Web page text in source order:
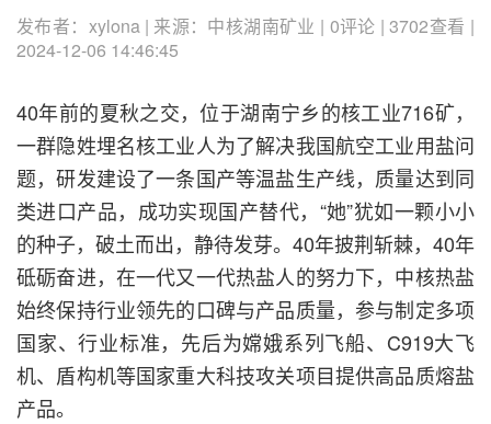
发布者：xylona | 来源：中核湖南矿业 | 0评论 | 3702查看 |
2024-12-06 14:46:45
40年前的夏秋之交，位于湖南宁乡的核工业716矿，
一群隐姓埋名核工业人为了解决我国航空工业用盐问
题，研发建设了一条国产等温盐生产线，质量达到同
类进口产品，成功实现国产替代，“她”犹如一颗小小
的种子，破土而出，静待发芽。40年披荆斩棘，40年
砥砺奋进，在一代又一代热盐人的努力下，中核热盐
始终保持行业领先的口碑与产品质量，参与制定多项
国家、行业标准，先后为嫦娥系列飞船、C919大飞
机、盾构机等国家重大科技攻关项目提供高品质熔盐
产品。